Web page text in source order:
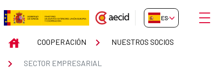
Saltar al contenido principal
Sector empresarial
ES-ES Abrir
INICIOCOOPERACIÓN NUESTROS SOCIOS
SECTOR EMPRESARIAL